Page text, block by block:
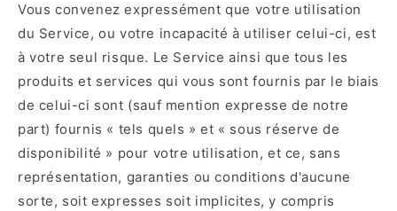
Vous convenez expressément que votre utilisation
du Service, ou votre incapacité à utiliser celui-ci, est
à votre seul risque. Le Service ainsi que tous les
produits et services qui vous sont fournis par le biais
de celui-ci sont (sauf mention expresse de notre
part) fournis « tels quels » et « sous réserve de
disponibilité » pour votre utilisation, et ce, sans
représentation, garanties ou conditions d'aucune
sorte, soit expresses soit implicites, y compris